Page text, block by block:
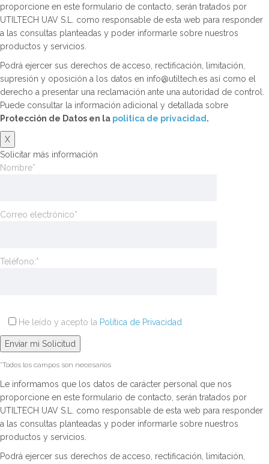
proporcione en este formulario de contacto, serán tratados por
UTILTECH UAV S.L. como responsable de esta web para responder
a las consultas planteadas y poder informarle sobre nuestros
productos y servicios.
Podrá ejercer sus derechos de acceso, rectificación, limitación,
supresión y oposición a los datos en info@utiltech.es así como el
derecho a presentar una reclamación ante una autoridad de control.
Puede consultar la información adicional y detallada sobre
Protección de Datos en la politica de privacidad .
X
Solicitar más información
Nombre*
Correo electrónico*
Teléfono:*
He leído y acepto la Política de Privacidad
*Todos los campos son necesarios
Le informamos que los datos de carácter personal que nos
proporcione en este formulario de contacto, serán tratados por
UTILTECH UAV S.L. como responsable de esta web para responder
a las consultas planteadas y poder informarle sobre nuestros
productos y servicios.
Podrá ejercer sus derechos de acceso, rectificación, limitación,